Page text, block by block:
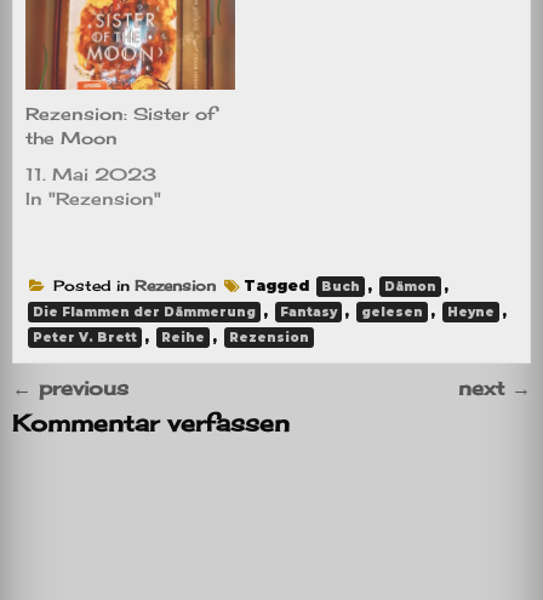
Rezension: Sister of
the Moon
11. Mai 2023
In "Rezension"
Posted in Rezension Tagged Buch , Dämon ,
Die Flammen der Dämmerung , Fantasy , gelesen , Heyne ,
Peter V. Brett , Reihe , Rezension
← previous next →
Kommentar verfassen